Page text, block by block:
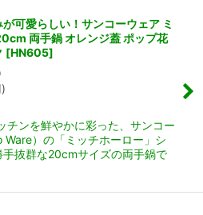
可愛らしい！サンコーウェア ミ
両手鍋 オレンジ蓋 ポップ花
[HN605]
)
チンを鮮やかに彩った、サンコー
Ware）の「ミッチホーロー」シ
手抜群な20cmサイズの両手鍋で